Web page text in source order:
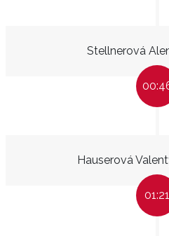
Stellnerová
Hauserová
01:21